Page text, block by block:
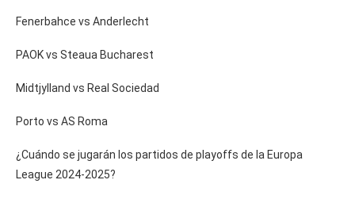
Fenerbahce vs Anderlecht
PAOK vs Steaua Bucharest
Midtjylland vs Real Sociedad
Porto vs AS Roma
¿Cuándo se jugarán los partidos de playoffs de la Europa
League 2024-2025?